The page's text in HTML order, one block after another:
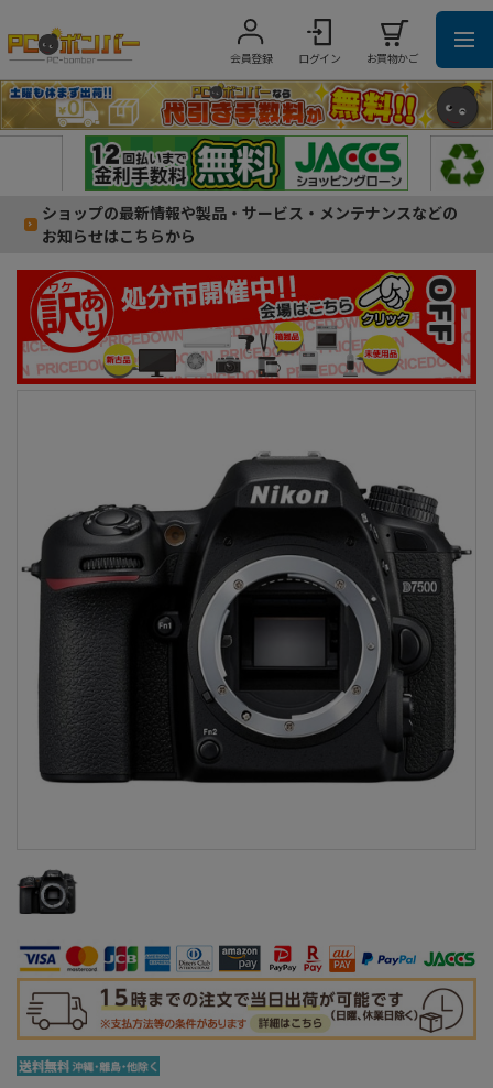
会員登録 ログイン お買物かご
ショップの最新情報や製品・サービス・メンテナンスなどの
お知らせはこちらから